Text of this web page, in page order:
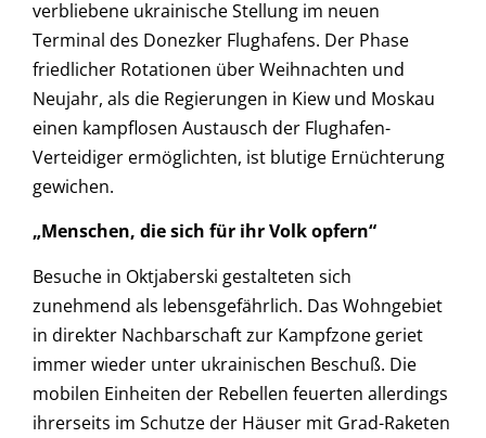
verbliebene ukrainische Stellung im neuen
Terminal des Donezker Flughafens. Der Phase
friedlicher Rotationen über Weihnachten und
Neujahr, als die Regierungen in Kiew und Moskau
einen kampflosen Austausch der Flughafen-
Verteidiger ermöglichten, ist blutige Ernüchterung
gewichen.
„Menschen, die sich für ihr Volk opfern“
Besuche in Oktjaberski gestalteten sich
zunehmend als lebensgefährlich. Das Wohngebiet
in direkter Nachbarschaft zur Kampfzone geriet
immer wieder unter ukrainischen Beschuß. Die
mobilen Einheiten der Rebellen feuerten allerdings
ihrerseits im Schutze der Häuser mit Grad-Raketen